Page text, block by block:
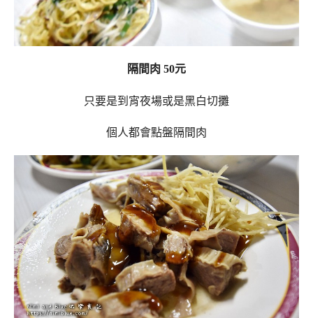
隔間肉 50元
只要是到宵夜場或是黑白切攤
個人都會點盤隔間肉